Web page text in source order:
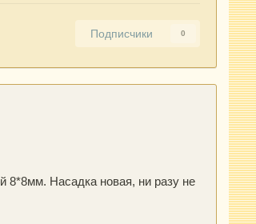
Подписчики 0
8*8мм. Насадка новая, ни разу не